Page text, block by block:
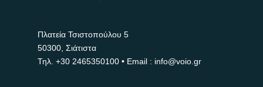
Πλατεία Τσιστοπούλου 5
50300, Σιάτιστα
Τηλ. +30 2465350100 • Email : info@voio.gr